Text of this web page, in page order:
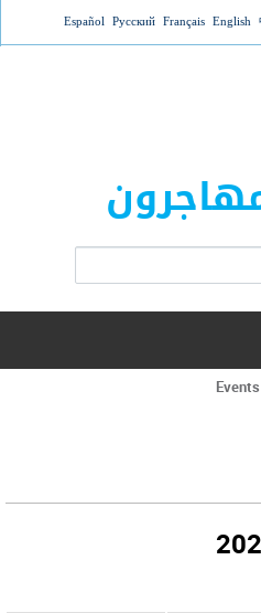
Jump to
English
Français
Русский
Español
النشطة)